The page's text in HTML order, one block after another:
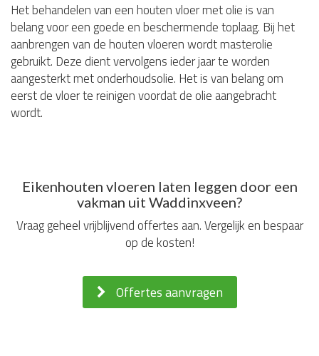
Het behandelen van een houten vloer met olie is van
belang voor een goede en beschermende toplaag. Bij het
aanbrengen van de houten vloeren wordt masterolie
gebruikt. Deze dient vervolgens ieder jaar te worden
aangesterkt met onderhoudsolie. Het is van belang om
eerst de vloer te reinigen voordat de olie aangebracht
wordt.
Eikenhouten vloeren laten leggen door een
vakman uit Waddinxveen?
Vraag geheel vrijblijvend offertes aan. Vergelijk en bespaar
op de kosten!
Offertes aanvragen